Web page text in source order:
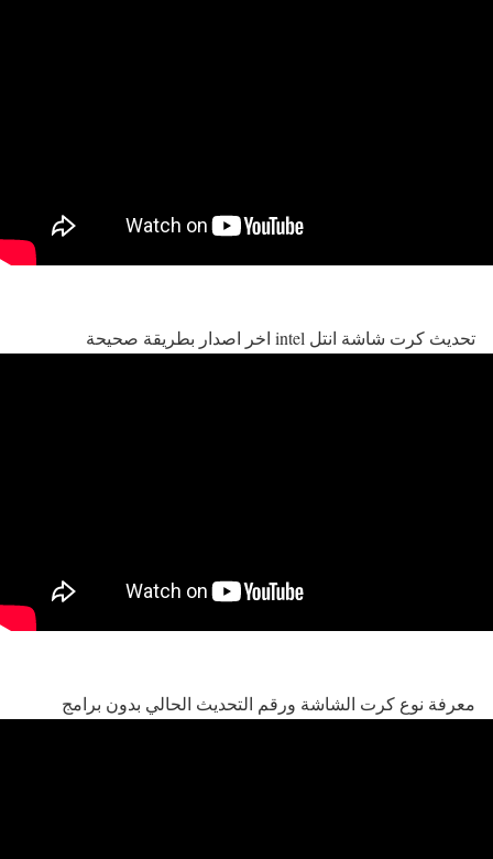
تحديث كرت شاشة انتل intel اخر اصدار بطريقة صحيحة
معرفة نوع كرت الشاشة ورقم التحديث الحالي بدون برامج